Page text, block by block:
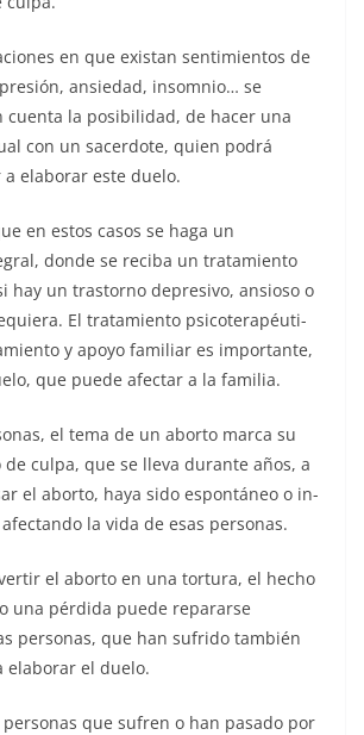
en que existan sentimientos de
an­siedad, insomnio… se
cuenta la posibilidad, de hacer una
con un sacerdote, quien podrá
ela­borar este duelo.
en estos casos se haga un
donde se reciba un tratamien­to
hay un trastorno depresivo, ansioso o
El tratamiento psicoterapéuti­
y apoyo familiar es im­portante,
que puede afectar a la familia.
el tema de un aborto marca su
de culpa, que se lleva durante años, a
el aborto, haya sido espontáneo o in­
la vida de esas personas.
el aborto en una tortura, el hecho
una pérdida puede repararse
perso­nas, que han sufrido también
elaborar el duelo.
personas que su­fren o han pasado por